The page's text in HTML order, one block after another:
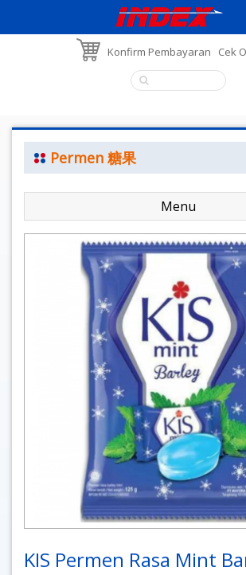
Konfirm Pembayaran Cek
Permen 糖果
Menu
KIS Permen Rasa Mint